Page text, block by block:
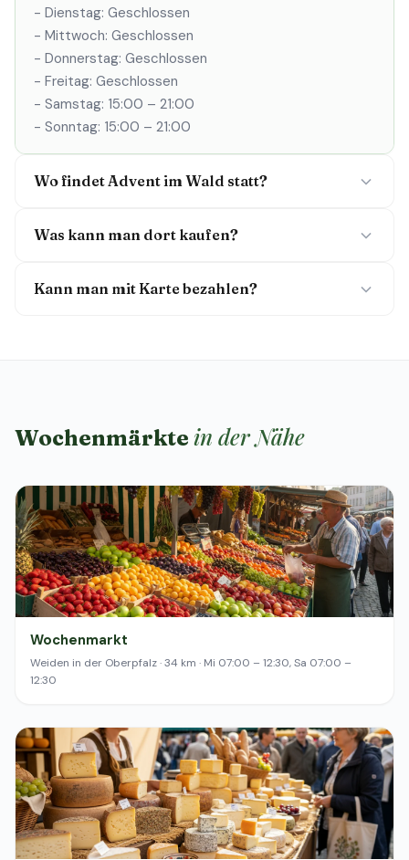
- Dienstag: Geschlossen
- Mittwoch: Geschlossen
- Donnerstag: Geschlossen
- Freitag: Geschlossen
- Samstag: 15:00 – 21:00
- Sonntag: 15:00 – 21:00
Wo findet Advent im Wald statt?
Was kann man dort kaufen?
Kann man mit Karte bezahlen?
Wochenmärkte in der Nähe
Wochenmarkt
Weiden in der Oberpfalz · 34 km · Mi 07:00 – 12:30, Sa 07:00 –
12:30